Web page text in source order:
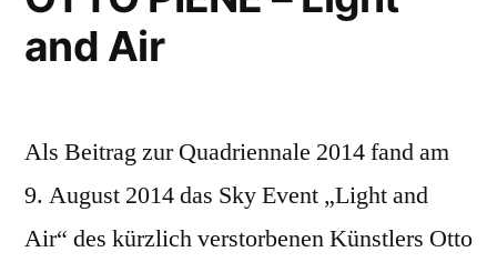
and Air
Als Beitrag zur Quadriennale 2014 fand am
9. August 2014 das Sky Event „Light and
Air“ des kürzlich verstorbenen Künstlers Otto